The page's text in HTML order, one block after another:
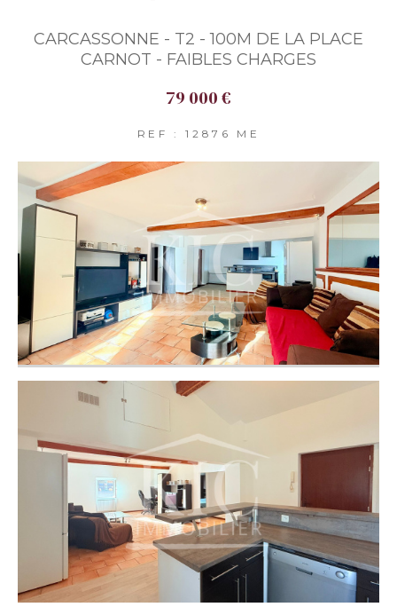
CARCASSONNE - T2 - 100M DE LA PLACE
CARNOT - FAIBLES CHARGES
79 000 €
REF : 12876 ME